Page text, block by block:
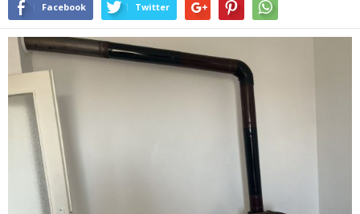
Facebook Twitter